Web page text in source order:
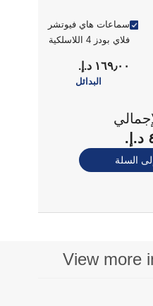
سماعات هاي فيوتشر
فلاي بودز 4 اللاسلكية
١٦٩٫٠٠ د.إ.‏
البدائل
السلة
View more